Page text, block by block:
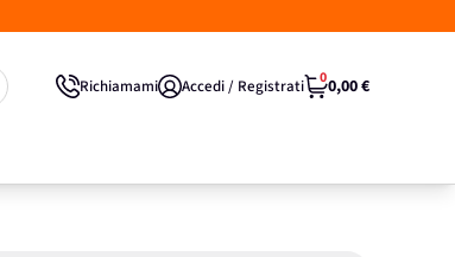
Richiamami Accedi / Registrati 00,00 €